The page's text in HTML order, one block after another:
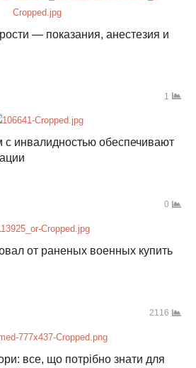
— показания, анестезия и
1
с инвалидностью обеспечивают
0
от раненых военных купить
2116
все, що потрібно знати для